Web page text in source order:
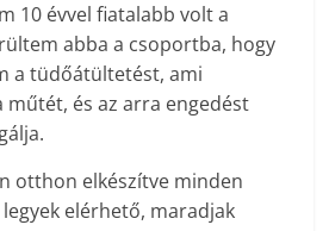
10 évvel fiatalabb volt a
abba a csoportba, hogy
a tüdőátültetést, ami
és az arra engedést
otthon elkészítve minden
elérhető, maradjak